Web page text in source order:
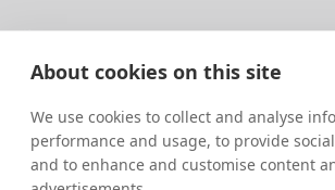
About cookies on this site
We use cookies to collect and analyse
performance and usage, to provide
and to enhance and customise content
중국 티베트 라싸 당레로 8번지 다바 개인
+86 18583346229
inquiry@greattibettour.com
연결하기